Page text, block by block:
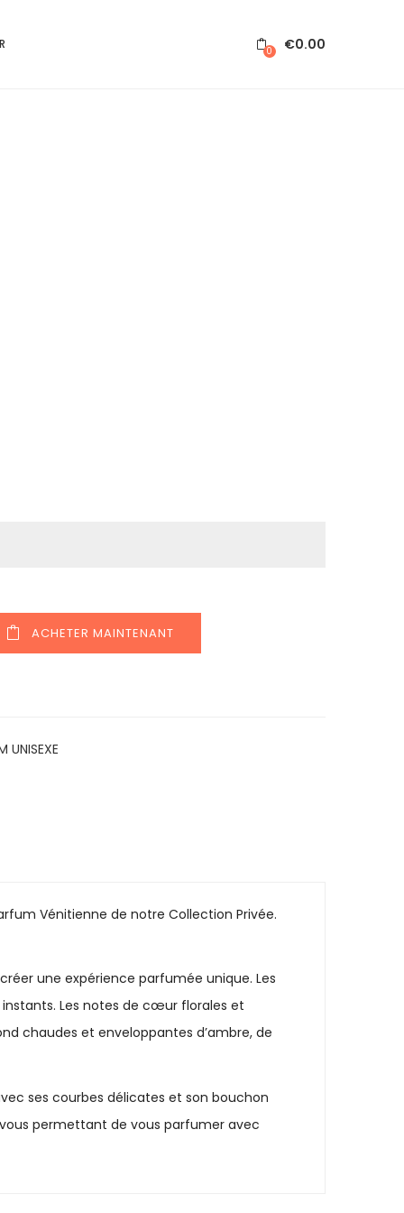
0 €0.00
ACHETER MAINTENANT
UNISEXE
Vénitienne de notre Collection Privée.
une expérience parfumée unique. Les
Les notes de cœur florales et
chaudes et enveloppantes d’ambre, de
ses courbes délicates et son bouchon
permettant de vous parfumer avec